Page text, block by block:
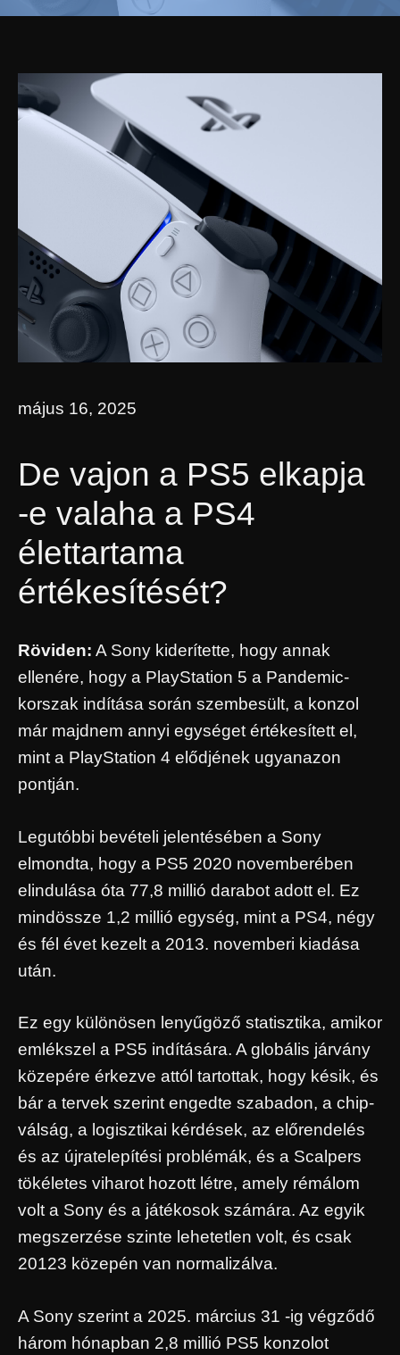
május 16, 2025
De vajon a PS5 elkapja
-e valaha a PS4
élettartama
értékesítését?
Röviden: A Sony kiderítette, hogy annak
ellenére, hogy a PlayStation 5 a Pandemic-
korszak indítása során szembesült, a konzol
már majdnem annyi egységet értékesített el,
mint a PlayStation 4 elődjének ugyanazon
pontján.
Legutóbbi bevételi jelentésében a Sony
elmondta, hogy a PS5 2020 novemberében
elindulása óta 77,8 millió darabot adott el. Ez
mindössze 1,2 millió egység, mint a PS4, négy
és fél évet kezelt a 2013. novemberi kiadása
után.
Ez egy különösen lenyűgöző statisztika, amikor
emlékszel a PS5 indítására. A globális járvány
közepére érkezve attól tartottak, hogy késik, és
bár a tervek szerint engedte szabadon, a chip-
válság, a logisztikai kérdések, az előrendelés
és az újratelepítési problémák, és a Scalpers
tökéletes viharot hozott létre, amely rémálom
volt a Sony és a játékosok számára. Az egyik
megszerzése szinte lehetetlen volt, és csak
20123 közepén van normalizálva.
A Sony szerint a 2025. március 31 -ig végződő
három hónapban 2,8 millió PS5 konzolot